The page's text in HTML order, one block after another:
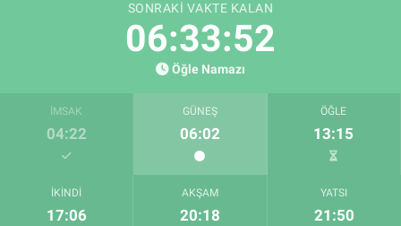
SONRAKI VAKTE KALAN
06:33:51
Öğle Namazı
İMSAK
04:22
GÜNEŞ
06:02
ÖĞLE
13:15
İKINDI
17:06
AKŞAM
20:18
YATSI
21:50